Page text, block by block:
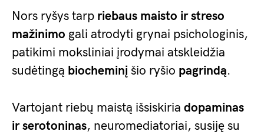
Nors ryšys tarp riebaus maisto ir streso
mažinimo gali atrodyti grynai psichologinis,
patikimi moksliniai įrodymai atskleidžia
sudėtingą biocheminį šio ryšio pagrindą.
Vartojant riebų maistą išsiskiria dopaminas
ir serotoninas, neuromediatoriai, susiję su